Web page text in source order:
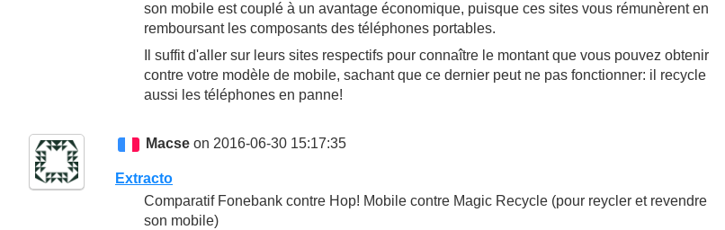
son mobile est couplé à un avantage économique, puisque ces sites vous rémunèrent en
remboursant les composants des téléphones portables.
Il suffit d'aller sur leurs sites respectifs pour connaître le montant que vous pouvez obtenir
contre votre modèle de mobile, sachant que ce dernier peut ne pas fonctionner: il recycle
aussi les téléphones en panne!
Macse on 2016-06-30 15:17:35
Extracto
Comparatif Fonebank contre Hop! Mobile contre Magic Recycle (pour reycler et revendre
son mobile)